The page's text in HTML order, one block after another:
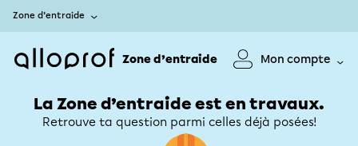
Zone d’entraide
Zone d’entraide Mon compte
La Zone d’entraide est en travaux.
Retrouve ta question parmi celles déjà posées!